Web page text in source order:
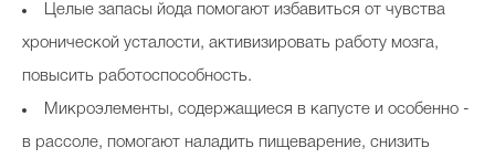
Целые запасы йода помогают избавиться от чувства
хронической усталости, активизировать работу мозга,
повысить работоспособность.
Микроэлементы, содержащиеся в капусте и особенно -
в рассоле, помогают наладить пищеварение, снизить